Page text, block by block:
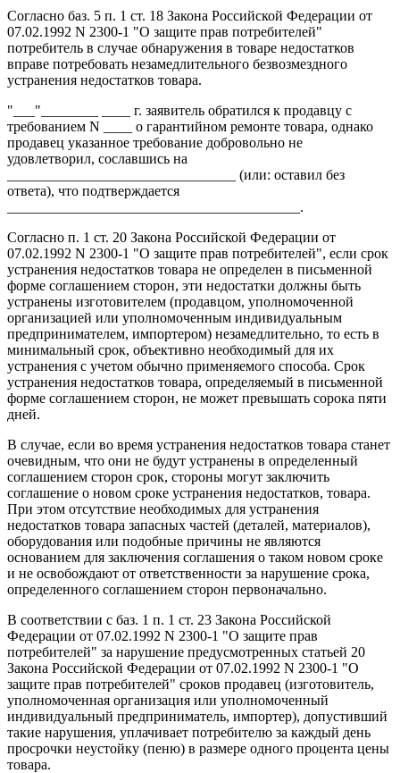
Согласно баз. 5 п. 1 ст. 18 Закона Российской Федерации от
07.02.1992 N 2300-1 "О защите прав потребителей"
потребитель в случае обнаружения в товаре недостатков
вправе потребовать незамедлительного безвозмездного
устранения недостатков товара.
"___"________ ____ г. заявитель обратился к продавцу с
требованием N ____ о гарантийном ремонте товара, однако
продавец указанное требование добровольно не
удовлетворил, сославшись на
________________________________ (или: оставил без
ответа), что подтверждается
_________________________________________.
Согласно п. 1 ст. 20 Закона Российской Федерации от
07.02.1992 N 2300-1 "О защите прав потребителей", если срок
устранения недостатков товара не определен в письменной
форме соглашением сторон, эти недостатки должны быть
устранены изготовителем (продавцом, уполномоченной
организацией или уполномоченным индивидуальным
предпринимателем, импортером) незамедлительно, то есть в
минимальный срок, объективно необходимый для их
устранения с учетом обычно применяемого способа. Срок
устранения недостатков товара, определяемый в письменной
форме соглашением сторон, не может превышать сорока пяти
дней.
В случае, если во время устранения недостатков товара станет
очевидным, что они не будут устранены в определенный
соглашением сторон срок, стороны могут заключить
соглашение о новом сроке устранения недостатков, товара.
При этом отсутствие необходимых для устранения
недостатков товара запасных частей (деталей, материалов),
оборудования или подобные причины не являются
основанием для заключения соглашения о таком новом сроке
и не освобождают от ответственности за нарушение срока,
определенного соглашением сторон первоначально.
В соответствии с баз. 1 п. 1 ст. 23 Закона Российской
Федерации от 07.02.1992 N 2300-1 "О защите прав
потребителей" за нарушение предусмотренных статьей 20
Закона Российской Федерации от 07.02.1992 N 2300-1 "О
защите прав потребителей" сроков продавец (изготовитель,
уполномоченная организация или уполномоченный
индивидуальный предприниматель, импортер), допустивший
такие нарушения, уплачивает потребителю за каждый день
просрочки неустойку (пеню) в размере одного процента цены
товара.